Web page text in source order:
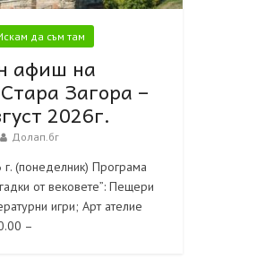
да съм там
афиш на
Загора –
2026г.
Долап.бг
г. (понеделник) Програма
от вековете”: Пещери
игри; Арт ателие
–